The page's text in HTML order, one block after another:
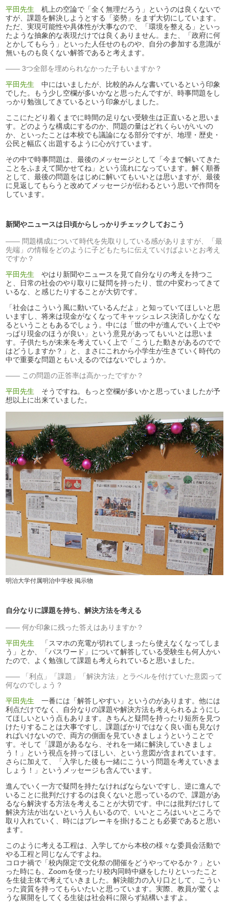
平田先生 机上の空論で「全く無理だろう」というのは良くないで
すが、課題を解決しようとする「姿勢」をまず大切にしています。
ただ、実現可能性や具体性が大事なので、「環境を整える」といっ
たような抽象的な表現だけでは良くありません。また、「政府に何
とかしてもらう」といった人任せのものや、自分の参加する意識が
無いものも良くない解答であると考えます。
3つ全部を埋められなかった子もいますか？
平田先生 中にはいましたが、比較的みんな書いているという印象
でした。もう少し空欄が多いかなと思ったんですが、時事問題をし
っかり勉強してきているという印象がしました。
ここにたどり着くまでに時間の足りない受験生は正直いると思いま
す。どのような構成にするのか、問題の量はどれくらいがいいの
か、といったことは本校でも議論になる部分ですが、地理・歴史・
公民と幅広く出題するように心がけています。
その中で時事問題は、最後のメッセージとして「今まで解いてきた
ことをふまえて聞かせてね」という流れになっています。解く順番
として、最後の問題をはじめに解いてもいいとは思いますが、最後
に見返してもらうと改めてメッセージが伝わるという思いで作問を
しています。
新聞やニュースは日頃からしっかりチェックしておこう
問題構成について時代を先取りしている感がありますが、「最
先端」の情報をどのように子どもたちに伝えていけばよいとお考え
ですか？
平田先生 やはり新聞やニュースを見て自分なりの考えを持つこ
と、日常の社会のやり取りに疑問を持ったり、世の中変わってきて
いるな、と感じたりすることが大切です。
「社会はこういう風に動いているんだよ」と知っていてほしいと思
いますし、将来は現金がなくなってキャッシュレス決済しかなくな
るということもあるでしょう。中には「世の中が進んでいく上でや
っぱり現金のほうが良い」という意見があってもいいとは思いま
す。子供たちが未来を考えていく上で「こうした動きがあるのでで
はどうしますか？」と、まさにこれから小学生が生きていく時代の
中で重要な問題ともいえるのではないでしょうか。
この問題の正答率は高かったですか？
平田先生 そうですね。もっと空欄が多いかと思っていましたが予
想以上に出来ていました。
明治大学付属明治中学校 掲示物
自分なりに課題を持ち、解決方法を考える
何か印象に残った答えはありますか？
平田先生 「スマホの充電が切れてしまったら使えなくなってしま
う」とか、「パスワード」について解答している受験生も何人かい
たので、よく勉強して課題も考えられていると思いました。
「利点」「課題」「解決方法」とラベルを付けていた意図って
何なのでしょう？
平田先生 一番には「解答しやすい」というのがあります。他には
利点だけでなく、自分なりの課題や解決方法も考えられるようにし
てほしいという点もあります。きちんと疑問を持ったり短所を見つ
けたりすることは大事ですし、課題ばかりではなく良い面も見なけ
ればいけないので、両方の側面を見ていきましょうということで
す。そして「課題があるなら、それを一緒に解決していきましょ
う！」という視点を持ってほしい、という意図が含まれています。
さらに加えて、「入学した後も一緒にこういう問題を考えていきま
しょう！」というメッセージも含んでいます。
進んでいく一方で疑問を持たなければならないですし、逆に進んで
いることに批判だけするのは良くないと思っているので、課題があ
るなら解決する方法を考えることが大切です。中には批判だけして
解決方法が出ないという人もいるので、いいところはいいところで
取り入れていく、時にはブレーキを掛けることも必要であると思い
ます。
このように考える工程は、入学してから本校の様々な委員会活動で
やる工程と同じなんですよね。
コロナ禍で「校内限定で文化祭の開催をどうやってやるか？」とい
った時にも、Zoomを使ったり校内同時中継をしたりといったこと
を生徒主体で考えていきました。解決能力の入り口として、こうい
った資質を持ってもらいたいと思っています。実際、教員が驚くよ
うな展開をしてくる生徒は社会科に限らず結構いますよ。